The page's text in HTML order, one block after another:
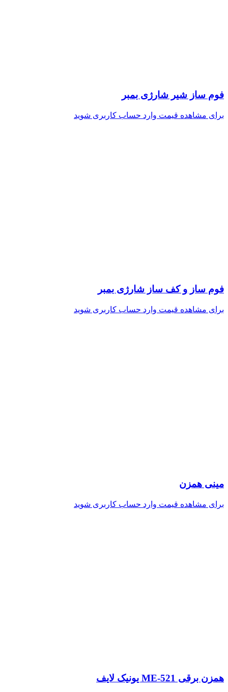
فوم ساز شیر شارژی بمبر
برای مشاهده قیمت وارد حساب کاربری شوید
فوم ساز و کف ساز شارژی بمبر
برای مشاهده قیمت وارد حساب کاربری شوید
مینی همزن
برای مشاهده قیمت وارد حساب کاربری شوید
همزن برقی ME-521 یونیک لایف